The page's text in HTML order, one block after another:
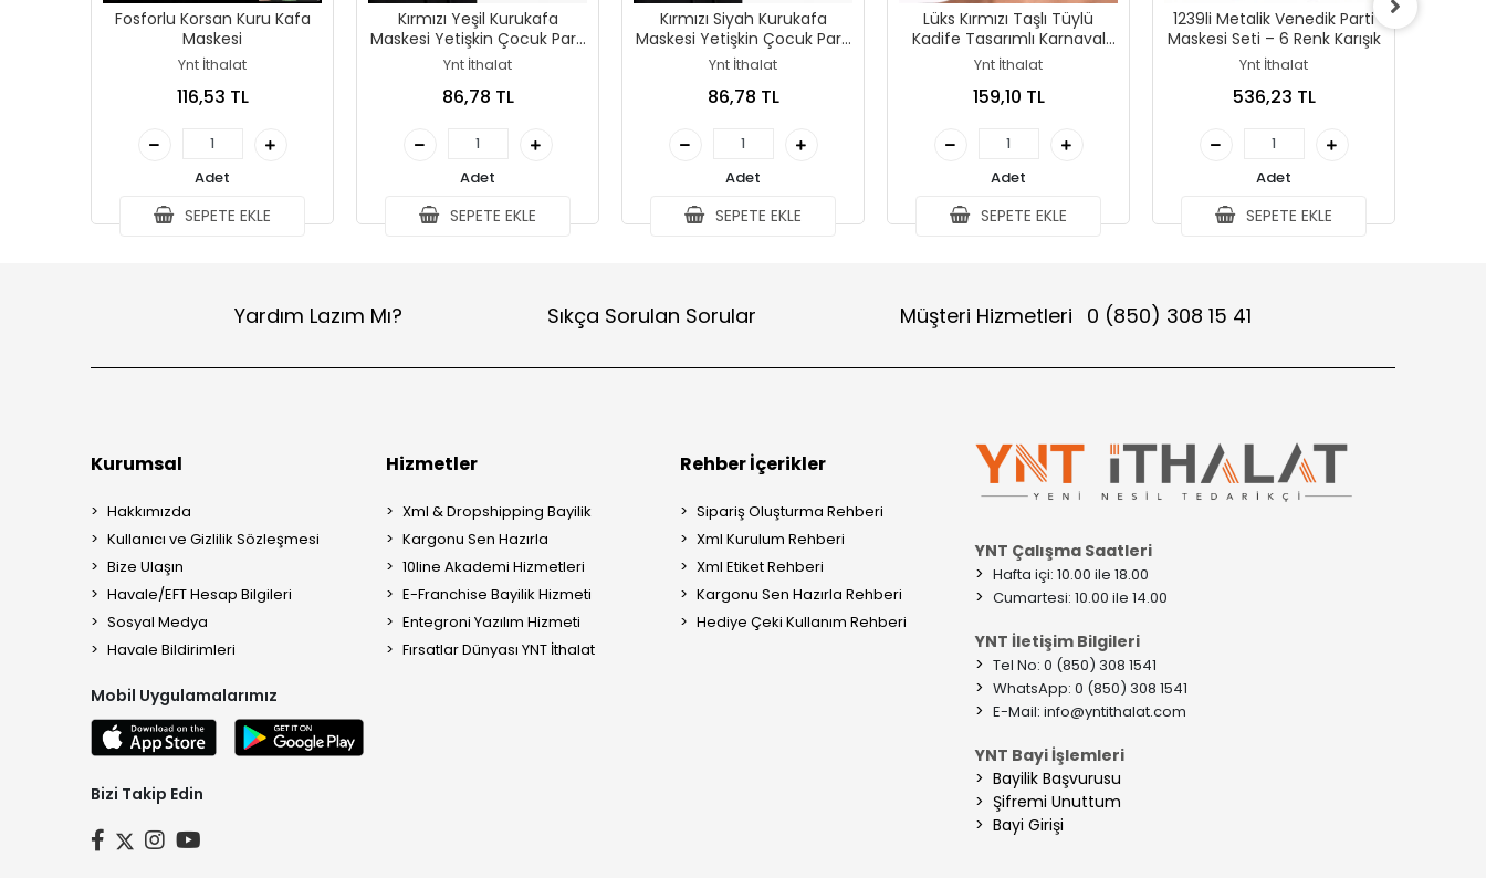
Fosforlu Korsan Kuru Kafa
Maskesi
Ynt İthalat
116,53 TL
Adet
SEPETE EKLE
Kırmızı Yeşil Kurukafa
Maskesi Yetişkin Çocuk Parti
Maskesi
Ynt İthalat
86,78 TL
Adet
SEPETE EKLE
Kırmızı Siyah Kurukafa
Maskesi Yetişkin Çocuk Parti
Maskesi
Ynt İthalat
86,78 TL
Adet
SEPETE EKLE
Lüks Kırmızı Taşlı Tüylü
Kadife Tasarımlı Karnaval
Maskesi
Ynt İthalat
159,10 TL
Adet
SEPETE EKLE
1239li Metalik Venedik Parti
Maskesi Seti – 6 Renk Karışık
Ynt İthalat
536,23 TL
Adet
SEPETE EKLE
Yardım Lazım Mı? Sıkça Sorulan Sorular Müşteri Hizmetleri 0 (850) 308 15 41
Kurumsal
Hakkımızda
Kullanıcı ve Gizlilik Sözleşmesi
Bize Ulaşın
Havale/EFT Hesap Bilgileri
Sosyal Medya
Havale Bildirimleri
Mobil Uygulamalarımız
Bizi Takip Edin
Hizmetler
Xml & Dropshipping Bayilik
Kargonu Sen Hazırla
10line Akademi Hizmetleri
E-Franchise Bayilik Hizmeti
Entegroni Yazılım Hizmeti
Fırsatlar Dünyası YNT İthalat
Rehber İçerikler
Sipariş Oluşturma Rehberi
Xml Kurulum Rehberi
Xml Etiket Rehberi
Kargonu Sen Hazırla Rehberi
Hediye Çeki Kullanım Rehberi
YNT Çalışma Saatleri
> Hafta içi: 10.00 ile 18.00
> Cumartesi: 10.00 ile 14.00
YNT İletişim Bilgileri
> Tel No: 0 (850) 308 1541
> WhatsApp: 0 (850) 308 1541
> E-Mail: info@yntithalat.com
YNT Bayi İşlemleri
> Bayilik Başvurusu
> Şifremi Unuttum
> Bayi Girişi